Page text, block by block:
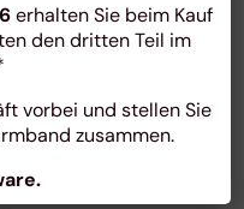
erhalten Sie beim Kauf
den dritten Teil im
vorbei und stellen Sie
zusammen.